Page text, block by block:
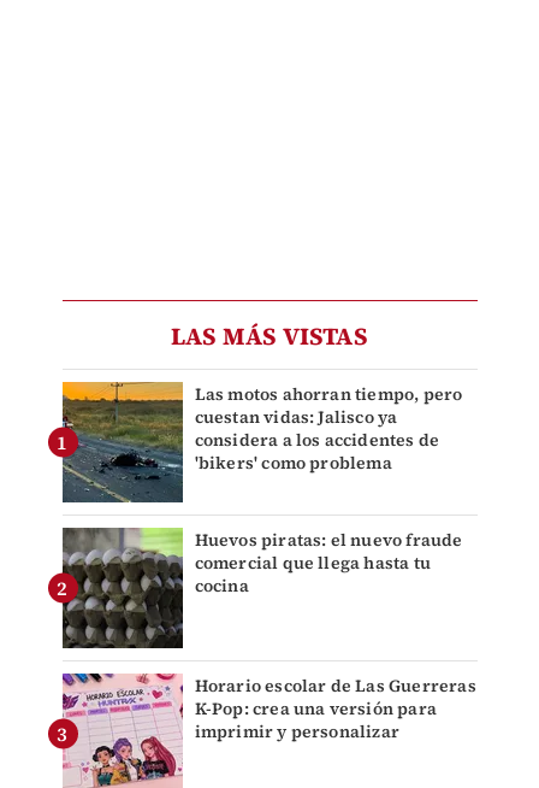
LAS MÁS VISTAS
Las motos ahorran tiempo, pero
cuestan vidas: Jalisco ya
considera a los accidentes de
'bikers' como problema
Huevos piratas: el nuevo fraude
comercial que llega hasta tu
cocina
Horario escolar de Las Guerreras
K-Pop: crea una versión para
imprimir y personalizar